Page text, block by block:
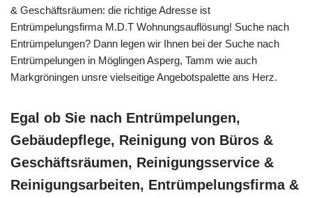
& Geschäftsräumen: die richtige Adresse ist
Entrümpelungsfirma M.D.T Wohnungsauflösung! Suche nach
Entrümpelungen? Dann legen wir Ihnen bei der Suche nach
Entrümpelungen in Möglingen Asperg, Tamm wie auch
Markgröningen unsre vielseitige Angebotspalette ans Herz.
Egal ob Sie nach Entrümpelungen,
Gebäudepflege, Reinigung von Büros &
Geschäftsräumen, Reinigungsservice &
Reinigungsarbeiten, Entrümpelungsfirma &